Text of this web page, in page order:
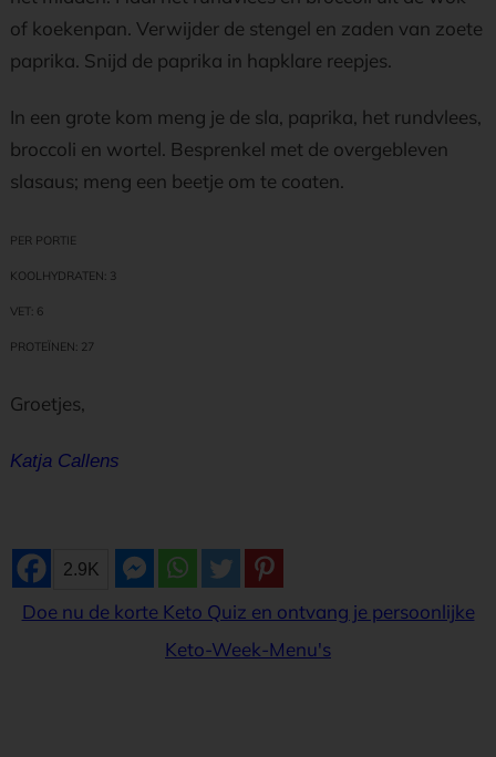
of koekenpan. Verwijder de stengel en zaden van zoete
paprika. Snijd de paprika in hapklare reepjes.
In een grote kom meng je de sla, paprika, het rundvlees,
broccoli en wortel. Besprenkel met de overgebleven
slasaus; meng een beetje om te coaten.
PER PORTIE
KOOLHYDRATEN: 3
VET: 6
PROTEÏNEN: 27
Groetjes,
Katja Callens
2.9K
Doe nu de korte Keto Quiz en ontvang je persoonlijke
Keto-Week-Menu's